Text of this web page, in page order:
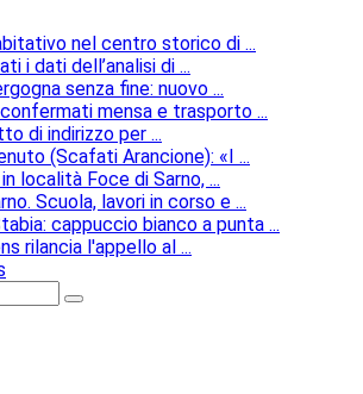
nel centro storico di ...
i dati dell’analisi di ...
senza fine: nuovo ...
mensa e trasporto ...
di indirizzo per ...
(Scafati Arancione): «I ...
località Foce di Sarno, ...
Scuola, lavori in corso e ...
cappuccio bianco a punta ...
rilancia l'appello al ...